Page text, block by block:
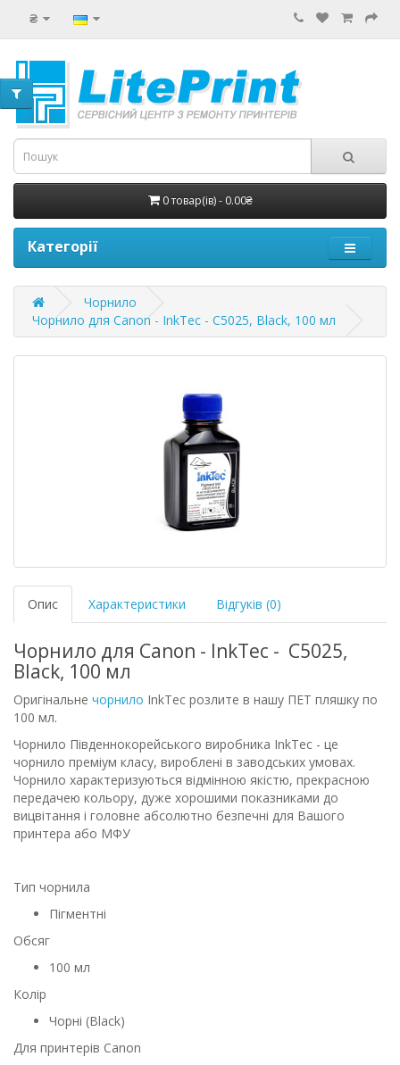
₴
0 товар(ів) - 0.00₴
Категорії
Чорнило
Чорнило для Canon - InkTec - C5025, Black, 100 мл
Опис Характеристики Відгуків (0)
Чорнило для Canon - InkTec - C5025,
Black, 100 мл
Оригінальне чорнило InkTec розлите в нашу ПЕТ пляшку по
100 мл.
Чорнило Південнокорейського виробника InkTec - це
чорнило преміум класу, вироблені в заводських умовах.
Чорнило характеризуються відмінною якістю, прекрасною
передачею кольору, дуже хорошими показниками до
вицвітання і головне абсолютно безпечні для Вашого
принтера або МФУ
Тип чорнила
Пігментні
Обсяг
100 мл
Колір
Чорні (Black)
Для принтерів Canon